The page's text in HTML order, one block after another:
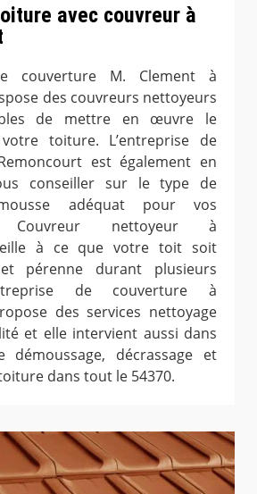
avec couvreur à
couverture M. Clement à
des couvreurs nettoyeurs
de mettre en œuvre le
toiture. L’entreprise de
est également en
conseiller sur le type de
adéquat pour vos
Couvreur nettoyeur à
à ce que votre toit soit
pérenne durant plusieurs
de couverture à
des services nettoyage
et elle intervient aussi dans
démoussage, décrassage et
dans tout le 54370.